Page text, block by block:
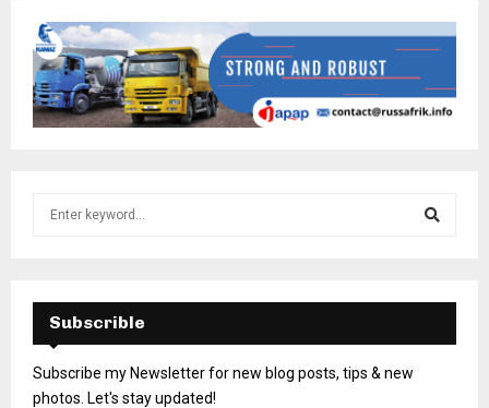
Subscrible
Subscribe my Newsletter for new blog posts, tips & new
photos. Let's stay updated!